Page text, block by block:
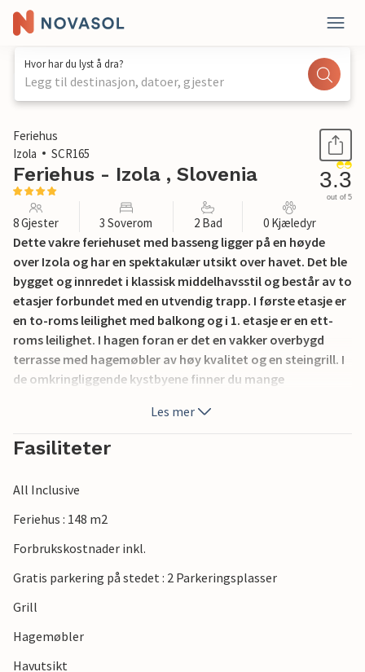
Hvor har du lyst å dra?
Legg til destinasjon, datoer, gjester
1 / 39
Feriehus
Izola
SCR165
Feriehus - Izola , Slovenia 3.3
out of 5
8 Gjester 3 Soverom 2 Bad 0 Kjæledyr
Dette vakre feriehuset med basseng ligger på en høyde
over Izola og har en spektakulær utsikt over havet. Det ble
bygget og innredet i klassisk middelhavsstil og består av to
etasjer forbundet med en utvendig trapp. I første etasje er
en to-roms leilighet med balkong og i 1. etasje er en ett-
roms leilighet. I hagen foran er det en vakker overbygd
terrasse med hagemøbler av høy kvalitet og en steingrill. I
de omkringliggende kystbyene finner du mange
Les mer
Fasiliteter
All Inclusive
Feriehus : 148 m2
Forbrukskostnader inkl.
Gratis parkering på stedet : 2 Parkeringsplasser
Grill
Hagemøbler
Havutsikt